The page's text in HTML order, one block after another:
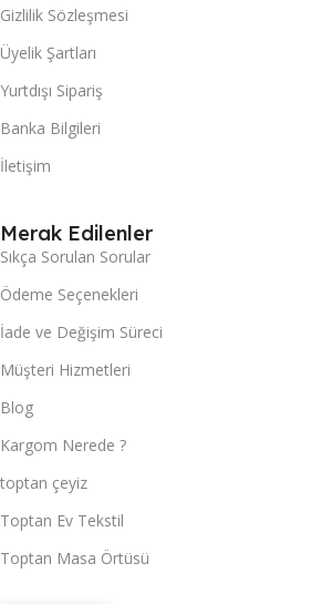
Gizlilik Sözleşmesi
Üyelik Şartları
Yurtdışı Sipariş
Banka Bilgileri
İletişim
Merak Edilenler
Sıkça Sorulan Sorular
Ödeme Seçenekleri
İade ve Değişim Süreci
Müşteri Hizmetleri
Blog
Kargom Nerede ?
toptan çeyiz
Toptan Ev Tekstil
Toptan Masa Örtüsü